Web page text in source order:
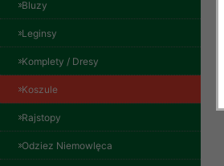
Bluzy
Leginsy
Komplety / Dresy
Koszule
Rajstopy
Odziez Niemowlęca
Kolor Paczka 10 szt